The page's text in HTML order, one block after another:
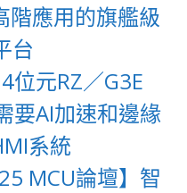
階應用的旗艦級
台
位元RZ／G3E
要AI加速和邊緣
系統
MCU論壇】智